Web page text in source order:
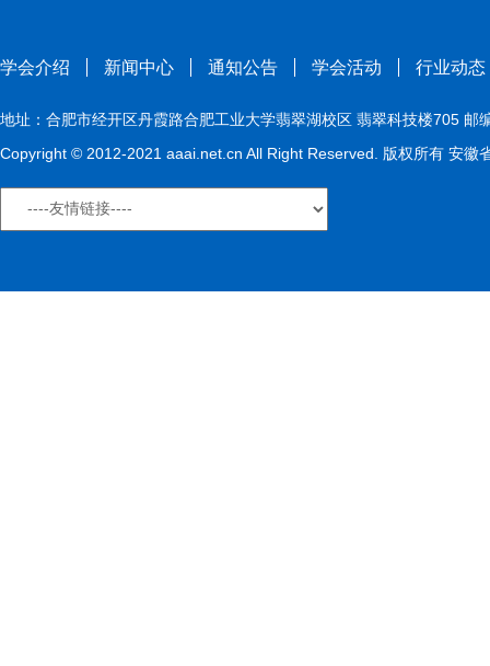
学会介绍 新闻中心 通知公告 学会活动 行业动态
地址：合肥市经开区丹霞路合肥工业大学翡翠湖校区 翡翠科技楼705
Copyright © 2012-2021 aaai.net.cn All Right Reserved. 版权所有 安徽